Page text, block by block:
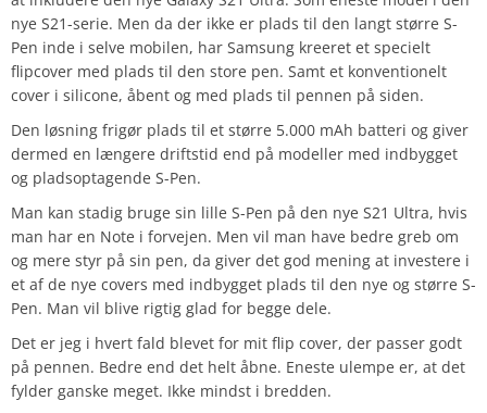
nye S21-serie. Men da der ikke er plads til den langt større S-
Pen inde i selve mobilen, har Samsung kreeret et specielt
flipcover med plads til den store pen. Samt et konventionelt
cover i silicone, åbent og med plads til pennen på siden.
Den løsning frigør plads til et større 5.000 mAh batteri og giver
dermed en længere driftstid end på modeller med indbygget
og pladsoptagende S-Pen.
Man kan stadig bruge sin lille S-Pen på den nye S21 Ultra, hvis
man har en Note i forvejen. Men vil man have bedre greb om
og mere styr på sin pen, da giver det god mening at investere i
et af de nye covers med indbygget plads til den nye og større S-
Pen. Man vil blive rigtig glad for begge dele.
Det er jeg i hvert fald blevet for mit flip cover, der passer godt
på pennen. Bedre end det helt åbne. Eneste ulempe er, at det
fylder ganske meget. Ikke mindst i bredden.